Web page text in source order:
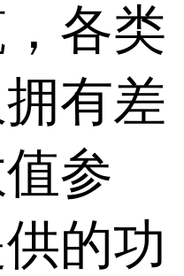
各类
有差
参
的功